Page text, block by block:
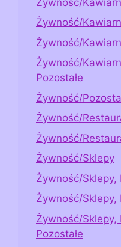
Żywność/
Żywność/
Żywność/
Pozostałe
Żywność/
Żywność/
Żywność/
Żywność/Sklepy
Żywność/Sklepy,
Żywność/Sklepy,
Żywność/Sklepy,
Pozostałe